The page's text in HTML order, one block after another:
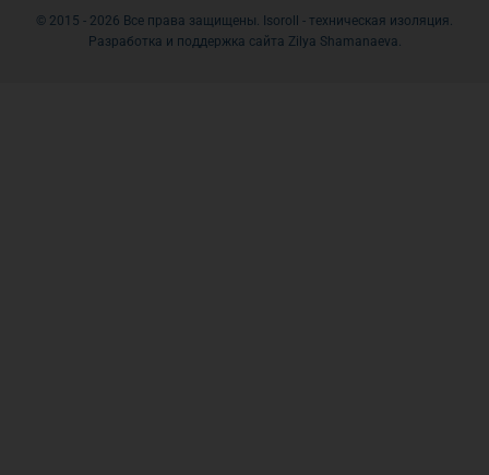
© 2015 - 2026 Все права защищены. Isoroll - техническая изоляция.
Разработка и поддержка сайта Zilya Shamanaeva.